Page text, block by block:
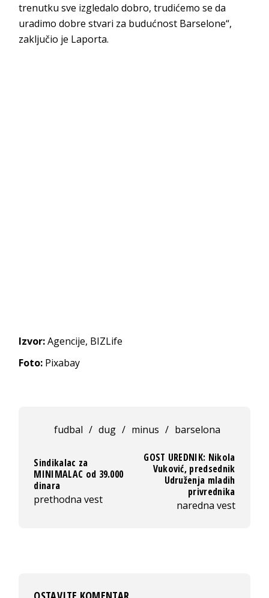
trenutku sve izgledalo dobro, trudićemo se da
uradimo dobre stvari za budućnost Barselone“,
zaključio je Laporta.
Izvor:Agencije, BIZLife
Foto: Pixabay
fudbal / dug / minus / barselona
Sindikalac za
MINIMALAC od 39.000
dinara
prethodna vest
GOST UREDNIK: Nikola
Vuković, predsednik
Udruženja mladih
privrednika
naredna vest